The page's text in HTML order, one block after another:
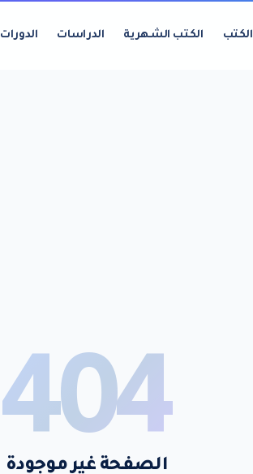
الكتب الكتب الشهرية الدراسات الدورات
404
الصفحة غير موجودة